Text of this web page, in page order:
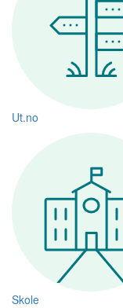
Ut.no
Skole